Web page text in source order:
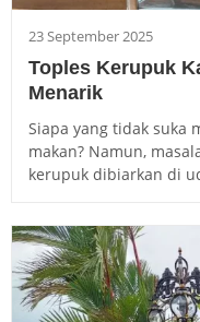
23 September 2025
Toples Kerupuk
Menarik
Siapa yang tidak suka
makan? Namun,
kerupuk dibiarkan di